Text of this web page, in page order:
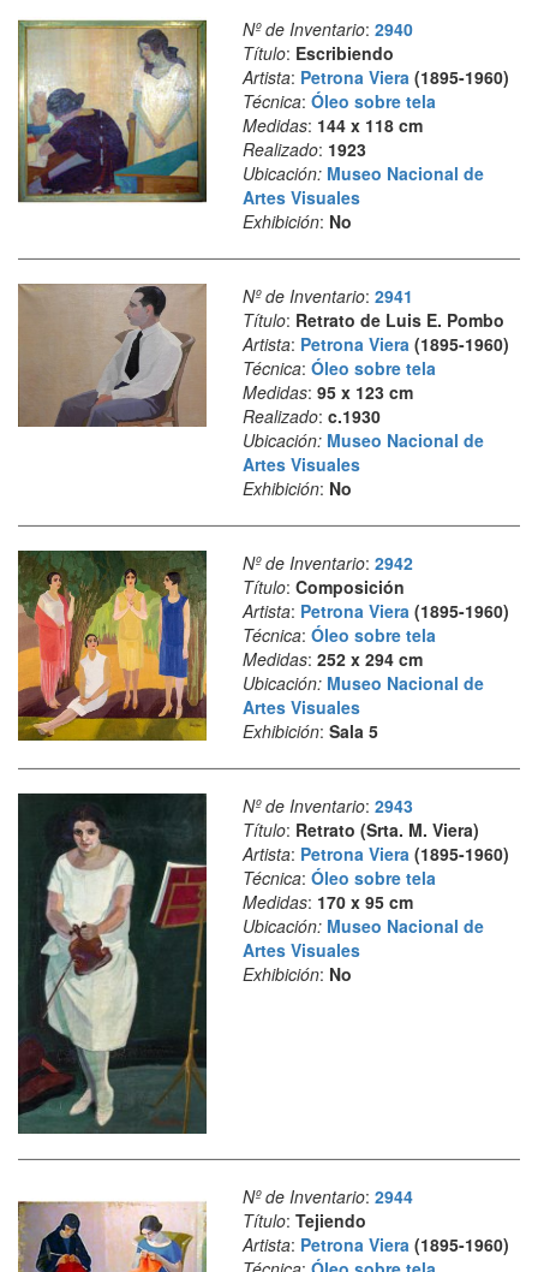
Nº de Inventario: 2940
Título: Escribiendo
Artista: Petrona Viera(1895-1960)
Técnica: Óleo sobre tela
Medidas: 144 x 118 cm
Realizado: 1923
Ubicación: Museo Nacional de
Artes Visuales
Exhibición: No
Nº de Inventario: 2941
Título: Retrato de Luis E. Pombo
Artista: Petrona Viera(1895-1960)
Técnica: Óleo sobre tela
Medidas: 95 x 123 cm
Realizado: c.1930
Ubicación: Museo Nacional de
Artes Visuales
Exhibición: No
Nº de Inventario: 2942
Título: Composición
Artista: Petrona Viera(1895-1960)
Técnica: Óleo sobre tela
Medidas: 252 x 294 cm
Ubicación: Museo Nacional de
Artes Visuales
Exhibición: Sala 5
Nº de Inventario: 2943
Título: Retrato (Srta. M. Viera)
Artista: Petrona Viera(1895-1960)
Técnica: Óleo sobre tela
Medidas: 170 x 95 cm
Ubicación: Museo Nacional de
Artes Visuales
Exhibición: No
Nº de Inventario: 2944
Título: Tejiendo
Artista: Petrona Viera (1895-1960)